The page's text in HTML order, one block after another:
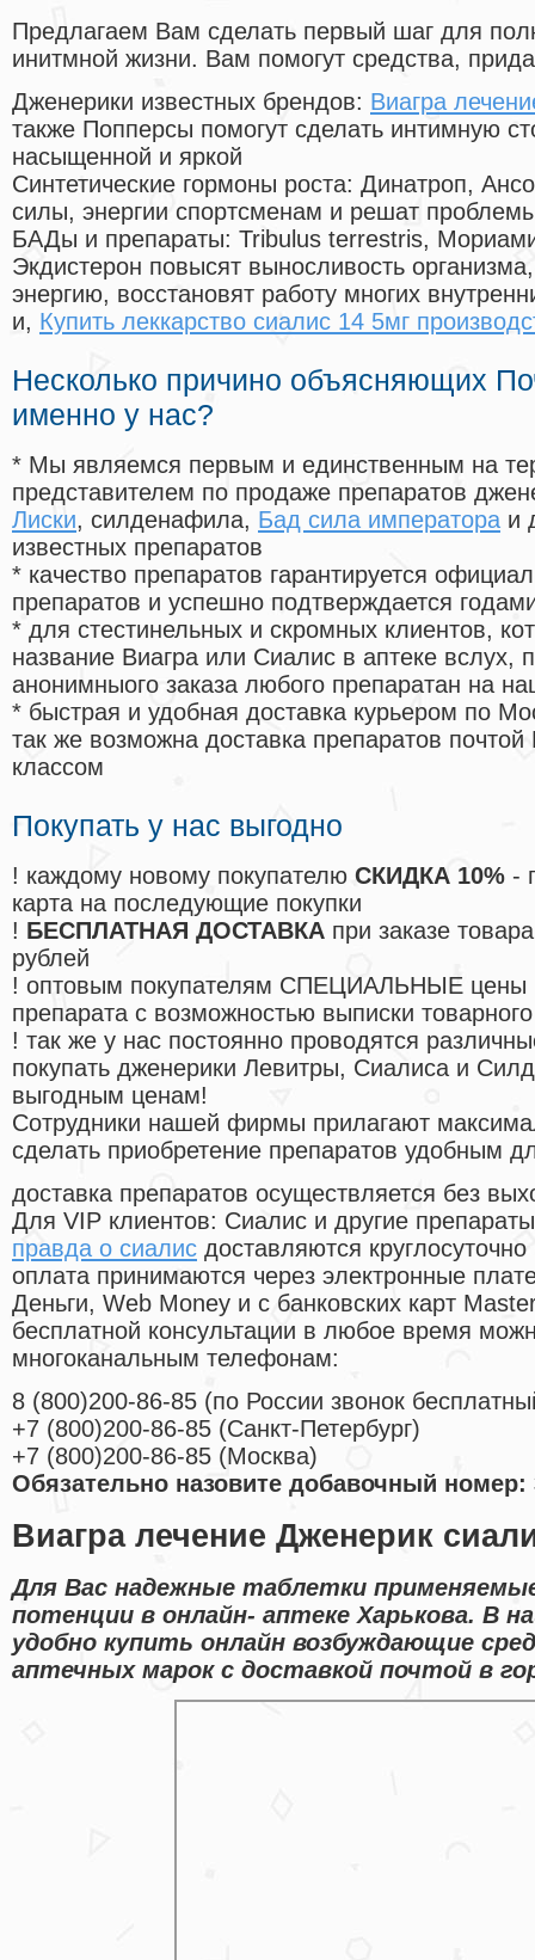
Предлагаем Вам сделать первый шаг для
инитмной жизни. Вам помогут средства,
Дженерики известных брендов: Виагра
также Попперсы помогут сделать интимную
насыщенной и яркой
Синтетические гормоны роста: Динатроп,
силы, энергии спортсменам и решат
БАДы и препараты: Tribulus terrestris,
Экдистерон повысят выносливость
энергию, восстановят работу многих
и, Купить леккарство сиалис 14 5мг
Несколько причино объясняющих
именно у нас?
* Мы являемся первым и единственным на
представителем по продаже препаратов
Лиски, силденафила, Бад сила императора и
известных препаратов
* качество препаратов гарантируется
препаратов и успешно подтверждается
* для стестинельных и скромных клиентов,
название Виагра или Сиалис в аптеке вслух,
анонимныого заказа любого препаратан на
* быстрая и удобная доставка курьером по
так же возможна доставка препаратов
классом
Покупать у нас выгодно
! каждому новому покупателю СКИДКА 10% -
карта на последующие покупки
! БЕСПЛАТНАЯ ДОСТАВКА при заказе
рублей
! оптовым покупателям СПЕЦИАЛЬНЫЕ цены
препарата с возможностью выписки
! так же у нас постоянно проводятся
покупать дженерики Левитры, Сиалиса и
выгодным ценам!
Cотрудники нашей фирмы прилагают
сделать приобретение препаратов удобным
доставка препаратов осуществляется без
Для VIP клиентов: Сиалис и другие
правда о сиалис доставляются круглосуточно
оплата принимаются через электронные
Деньги, Web Money и с банковских карт
бесплатной консультации в любое время
многоканальным телефонам:
8 (800)200-86-85 (по России звонок
+7 (800)200-86-85 (Санкт-Петербург)
+7 (800)200-86-85 (Москва)
Обязательно назовите добавочный номер:
Виагра лечение Дженерик
Для Вас надежные таблетки
потенции в онлайн- аптеке Харькова. В
удобно купить онлайн возбуждающие
аптечных марок с доставкой почтой в